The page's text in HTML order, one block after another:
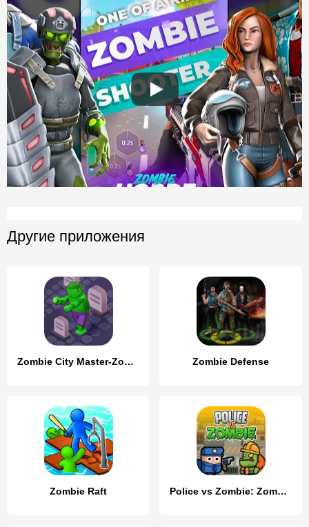
Другие приложения
Zombie City Master-Zombie Game Zombie Defense
Zombie Raft Police vs Zombie: Zombie City